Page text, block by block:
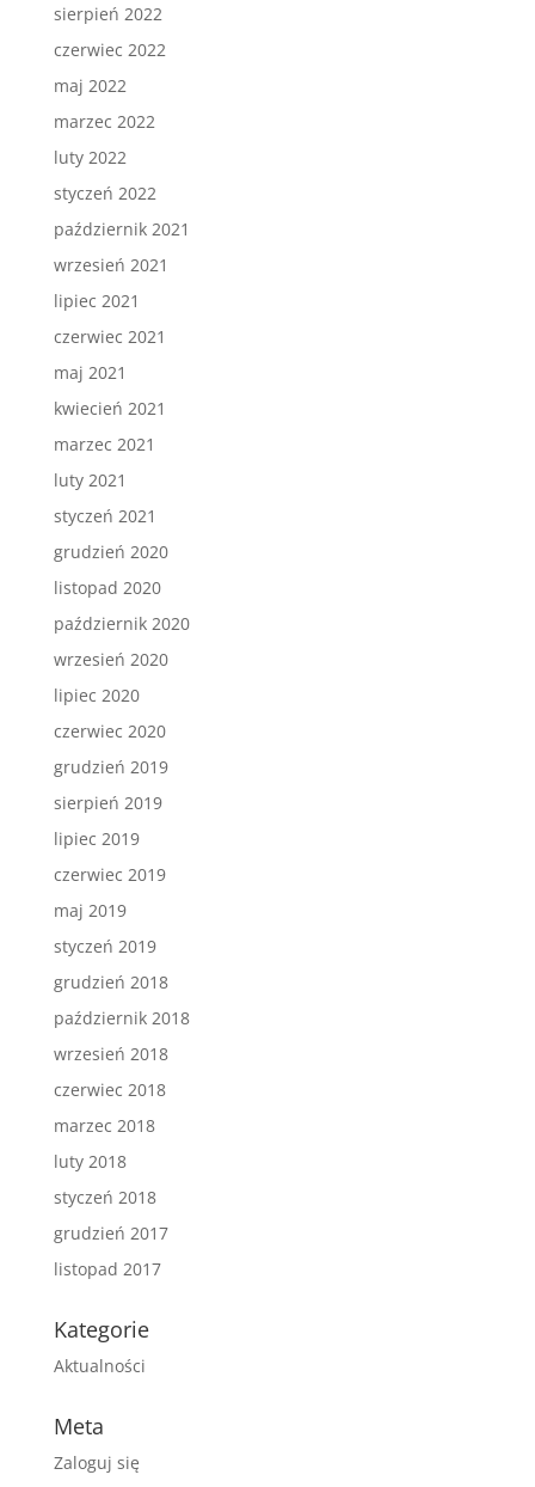
sierpień 2022
czerwiec 2022
maj 2022
marzec 2022
luty 2022
styczeń 2022
październik 2021
wrzesień 2021
lipiec 2021
czerwiec 2021
maj 2021
kwiecień 2021
marzec 2021
luty 2021
styczeń 2021
grudzień 2020
listopad 2020
październik 2020
wrzesień 2020
lipiec 2020
czerwiec 2020
grudzień 2019
sierpień 2019
lipiec 2019
czerwiec 2019
maj 2019
styczeń 2019
grudzień 2018
październik 2018
wrzesień 2018
czerwiec 2018
marzec 2018
luty 2018
styczeń 2018
grudzień 2017
listopad 2017
Kategorie
Aktualności
Meta
Zaloguj się